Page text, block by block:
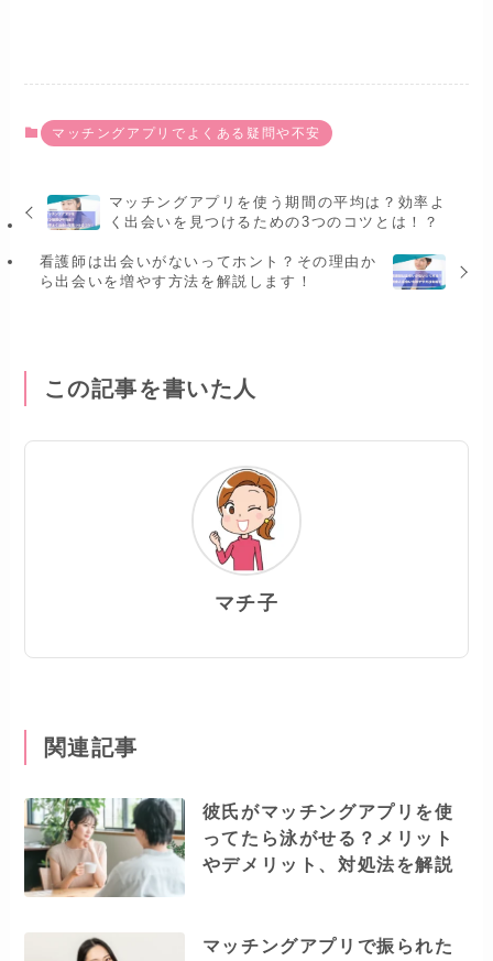
マッチングアプリでよくある疑問や不安
マッチングアプリを使う期間の平均は？効率よ
く出会いを見つけるための3つのコツとは！？
看護師は出会いがないってホント？その理由か
ら出会いを増やす方法を解説します！
この記事を書いた人
マチ子
関連記事
彼氏がマッチングアプリを使
ってたら泳がせる？メリット
やデメリット、対処法を解説
マッチングアプリで振られた